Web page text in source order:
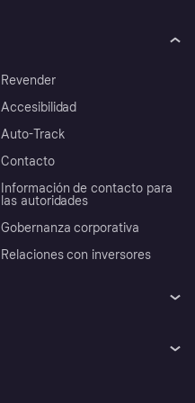
Revender
Accesibilidad
Auto-Track
Contacto
Información de contacto para
las autoridades
Gobernanza corporativa
Relaciones con inversores